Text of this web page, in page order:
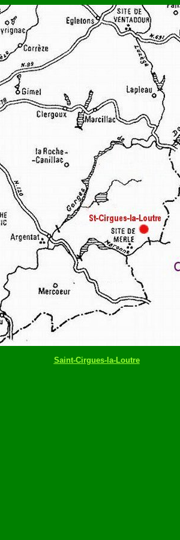
Saint-Cirgues-la-Loutre